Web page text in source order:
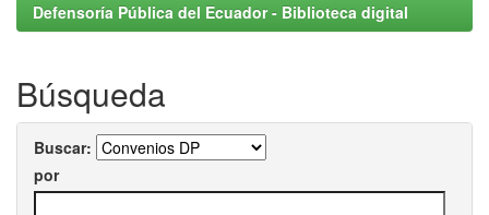
Defensoría Pública del Ecuador - Biblioteca digital
Búsqueda
Buscar:
por